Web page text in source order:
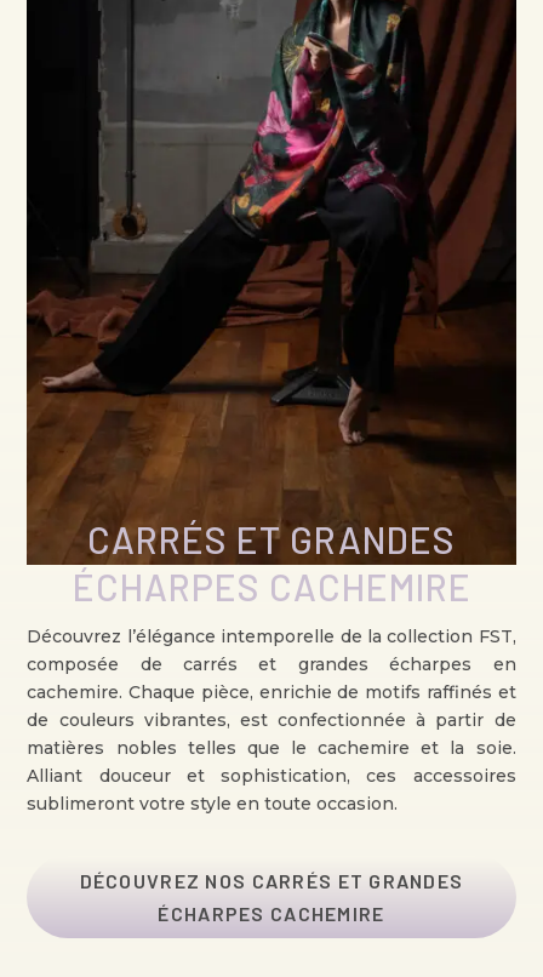
CARRÉS ET GRANDES
ÉCHARPES CACHEMIRE
Découvrez l’élégance intemporelle de la collection FST,
composée de carrés et grandes écharpes en
cachemire. Chaque pièce, enrichie de motifs raffinés et
de couleurs vibrantes, est confectionnée à partir de
matières nobles telles que le cachemire et la soie.
Alliant douceur et sophistication, ces accessoires
sublimeront votre style en toute occasion.
DÉCOUVREZ NOS CARRÉS ET GRANDES
ÉCHARPES CACHEMIRE